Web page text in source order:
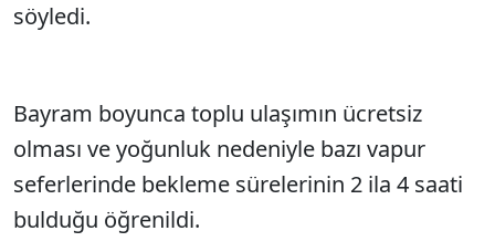
söyledi.
Bayram boyunca toplu ulaşımın ücretsiz
olması ve yoğunluk nedeniyle bazı vapur
seferlerinde bekleme sürelerinin 2 ila 4 saati
bulduğu öğrenildi.